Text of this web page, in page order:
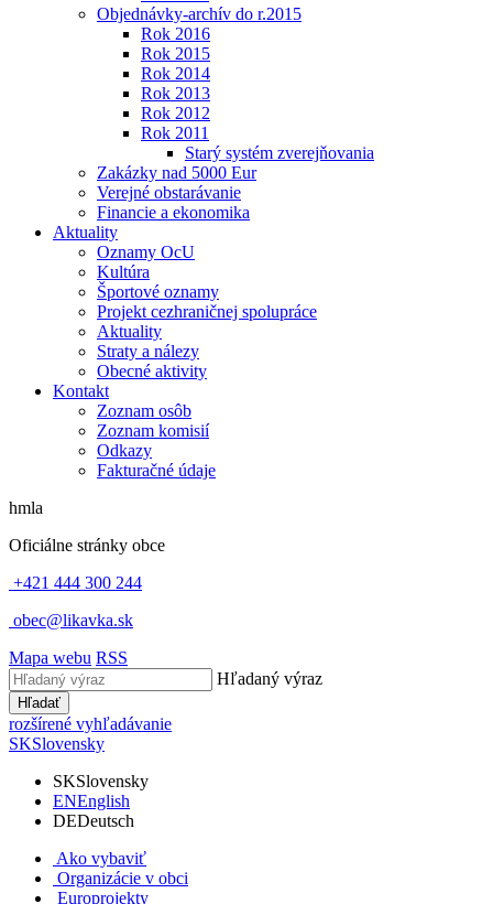
Objednávky-archív do r.2015
Rok 2016
Rok 2015
Rok 2014
Rok 2013
Rok 2012
Rok 2011
Starý systém zverejňovania
Zakázky nad 5000 Eur
Verejné obstarávanie
Financie a ekonomika
Aktuality
Oznamy OcU
Kultúra
Športové oznamy
Projekt cezhraničnej spolupráce
Aktuality
Straty a nálezy
Obecné aktivity
Kontakt
Zoznam osôb
Zoznam komisií
Odkazy
Fakturačné údaje
hmla
Oficiálne stránky obce
+421 444 300 244
obec@likavka.sk
Mapa webu RSS
Hľadaný výraz
Hľadať
rozšírené vyhľadávanie
SKSlovensky
SKSlovensky
ENEnglish
DEDeutsch
Ako vybaviť
Organizácie v obci
Europrojekty